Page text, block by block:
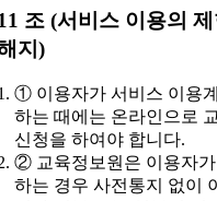
조 (서비스 이용의
지)
① 이용자가 서비스 이용
하는 때에는 온라인으로
신청을 하여야 합니다.
② 교육정보원은 이용자
하는 경우 사전통지 없이